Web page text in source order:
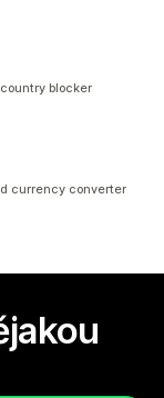
blocker
currency converter